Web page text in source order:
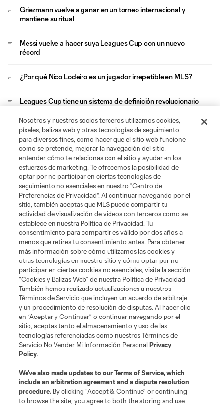
Griezmann vuelve a ganar en un torneo internacional y
mantiene su ritual
Messi vuelve a hacer suya Leagues Cup con un nuevo
récord
¿Por qué Nico Lodeiro es un jugador irrepetible en MLS?
Leagues Cup tiene un sistema de definición revolucionario
Evander se convierte en el jugador más imperdible de MLS
y Leagues Cup
Acerca de MLS
Social
Tienda
Club Sites
Términos de servicio Política de privacidad
No vender mi información
Cookies Settings
©2026 MLS. El nombre y escudo de la Major League Soccer y MLS son
marcas registradas de League Soccer, L.L.C. (“MLS”). Los nombres y logos
Nosotros y nuestros socios terceros utilizamos cookies,
píxeles, balizas web y otras tecnologías de seguimiento
para diversos fines, como hacer que el sitio web funcione
como se pretende, mejorar la navegación del sitio,
entender cómo te relacionas con el sitio y ayudar en los
esfuerzos de marketing. Te ofrecemos la posibilidad de
optar por no participar en ciertas tecnologías de
seguimiento no esenciales en nuestro "Centro de
Preferencias de Privacidad". Al continuar navegando por el
sitio, también aceptas que MLS puede compartir tu
actividad de visualización de videos con terceros como se
establece en nuestra Política de Privacidad. Tu
consentimiento para compartir es válido por dos años a
menos que retires tu consentimiento antes. Para obtener
más información sobre cómo utilizamos las cookies y
otras tecnologías en nuestro sitio y cómo optar por no
participar en ciertas cookies no esenciales, visita la sección
“Cookies y Balizas Web” de nuestra Política de Privacidad
También hemos realizado actualizaciones a nuestros
Términos de Servicio que incluyen un acuerdo de arbitraje
y un procedimiento de resolución de disputas. Al hacer clic
en “Aceptar y Continuar” o continuar navegando por el
sitio, aceptas tanto el almacenamiento y uso de las
tecnologías referenciadas como nuestros Términos de
Servicio No Vender Mi Información PersonalPrivacy
Policy.
We’ve also made updates to ourTerms of Service, which
include an arbitration agreement and a dispute resolution
procedure. By clicking “Accept & Continue” or continuing
to browse the site, you agree to both the storing and use